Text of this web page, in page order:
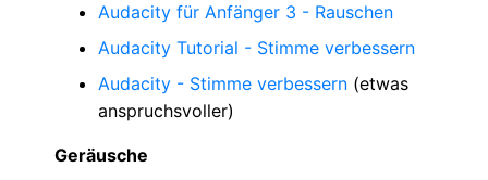
Audacity für Anfänger 3 - Rauschen
Audacity Tutorial - Stimme verbessern
Audacity - Stimme verbessern (etwas
anspruchsvoller)
Geräusche